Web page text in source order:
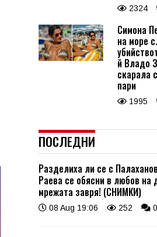
2324
Симона
на море
й Владо
скарала
пари
1995
ПОСЛЕДНИ
Разделиха ли се с
Раева се обясни в любов на
мрежата завря! (СНИМКИ)
08 Aug 19:06 252 0